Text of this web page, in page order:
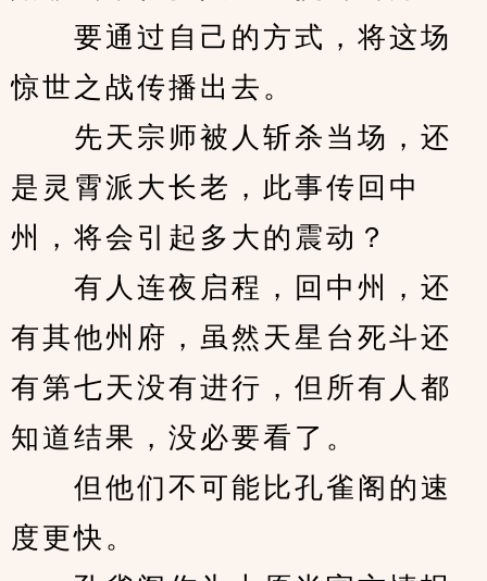
要通过自己的方式，将这场
惊世之战传播出去。
先天宗师被人斩杀当场，还
是灵霄派大长老，此事传回中
州，将会引起多大的震动？
有人连夜启程，回中州，还
有其他州府，虽然天星台死斗还
有第七天没有进行，但所有人都
知道结果，没必要看了。
但他们不可能比孔雀阁的速
度更快。